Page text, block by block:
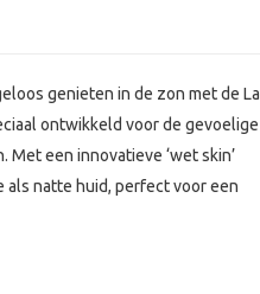
genieten in de zon met de La
ontwikkeld voor de gevoelige
een innovatieve ‘wet skin’
natte huid, perfect voor een